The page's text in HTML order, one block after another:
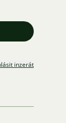
inzerát